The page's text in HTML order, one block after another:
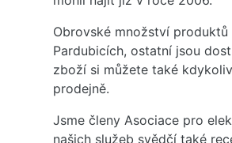
Obrovské množství
Pardubicích, ostatní jsou
zboží si můžete také
prodejně.
Jsme členy Asociace pro
našich služeb svědčí také